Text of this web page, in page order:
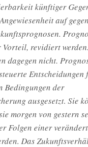
künftiger
auf
revidiert werden.
dagegen nicht.
Entscheidungen
Bedingungen der
ausgesetzt. Sie
morgen von gestern
Folgen einer
Das